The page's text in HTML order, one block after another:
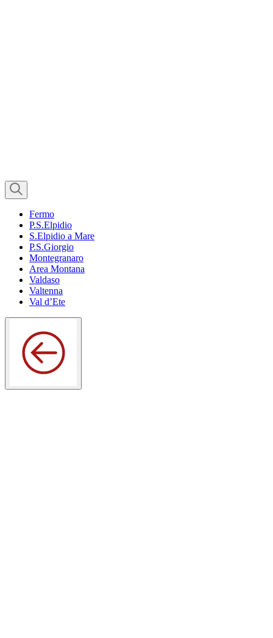
Fermo
P.S.Elpidio
S.Elpidio a Mare
P.S.Giorgio
Montegranaro
Area Montana
Valdaso
Valtenna
Val d’Ete